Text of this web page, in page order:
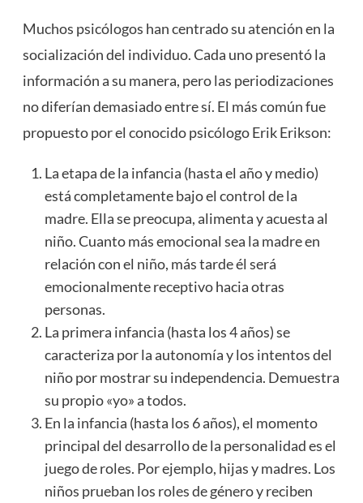
Muchos psicólogos han centrado su atención en la
socialización del individuo. Cada uno presentó la
información a su manera, pero las periodizaciones
no diferían demasiado entre sí. El más común fue
propuesto por el conocido psicólogo Erik Erikson:
La etapa de la infancia (hasta el año y medio)
está completamente bajo el control de la
madre. Ella se preocupa, alimenta y acuesta al
niño. Cuanto más emocional sea la madre en
relación con el niño, más tarde él será
emocionalmente receptivo hacia otras
personas.
La primera infancia (hasta los 4 años) se
caracteriza por la autonomía y los intentos del
niño por mostrar su independencia. Demuestra
su propio «yo» a todos.
En la infancia (hasta los 6 años), el momento
principal del desarrollo de la personalidad es el
juego de roles. Por ejemplo, hijas y madres. Los
niños prueban los roles de género y reciben